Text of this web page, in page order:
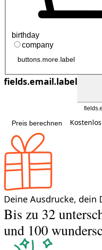
birthday
company
buttons.more.label
fields.email.label
Preis berechnen
Deine Ausdrucke, dein
Bis zu 32
und 100